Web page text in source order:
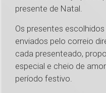
presente de Natal.
Os presentes
enviados pelo correio
cada presenteado,
especial e cheio de
período festivo.